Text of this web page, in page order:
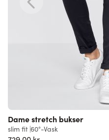
Dame stretch bukser
slim fit 60°-Vask